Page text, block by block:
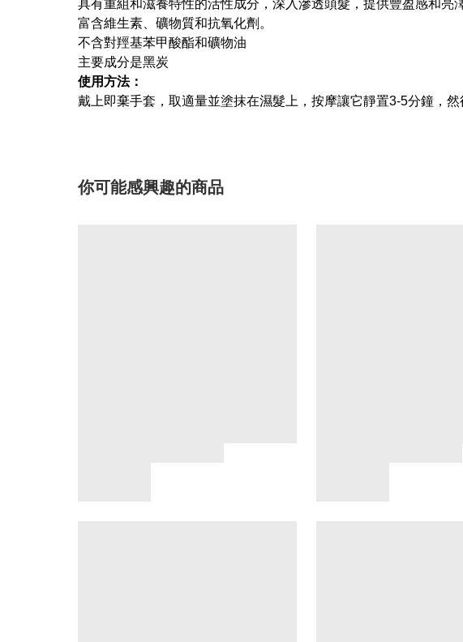
具有重組和滋養特性的活性成分，深入滲透頭髮，提供豐盈感和亮
富含維生素、礦物質和抗氧化劑。
不含對羥基苯甲酸酯和礦物油
主要成分是黑炭
使用方法：
戴上即棄手套，取適量並塗抹在濕髮上，按摩讓它靜置3-5分鐘，
你可能感興趣的商品